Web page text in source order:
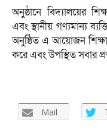
অনুষ্ঠানে বিদ্যালয়ের
এবং স্থানীয় গণ্যমান্য
অনুষ্ঠিত এ আয়োজন
করে এবং উপস্থিত সবার
Mail